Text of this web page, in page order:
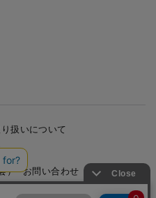
扱いについて
）
お問い合わせ